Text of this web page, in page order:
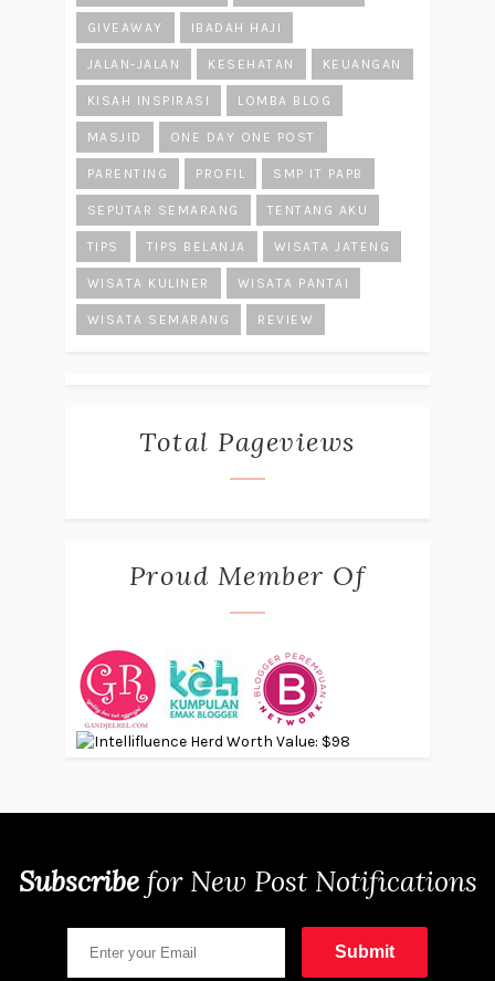
GIVEAWAY IBADAH HAJI
JALAN-JALAN KESEHATAN KEUANGAN
KISAH INSPIRASI LOMBA BLOG
MASJID ONE DAY ONE POST
PARENTING PROFIL SMP IT PAPB
SEPUTAR SEMARANG TENTANG AKU
TIPS TIPS BELANJA WISATA JATENG
WISATA KULINER WISATA PANTAI
WISATA SEMARANG REVIEW
Total Pageviews
Proud Member Of
Subscribe forNew Post Notifications